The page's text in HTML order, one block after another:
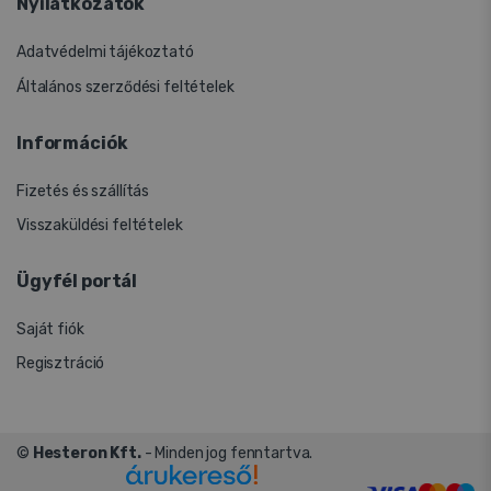
Adatvédelmi tájékoztató
Általános szerződési feltételek
Információk
Fizetés és szállítás
Visszaküldési feltételek
Ügyfél portál
Saját fiók
Regisztráció
© Hesteron Kft.- Minden jog fenntartva.